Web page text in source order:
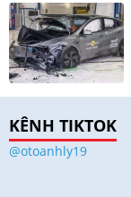
KÊNH TIKTOK
@otoanhly19